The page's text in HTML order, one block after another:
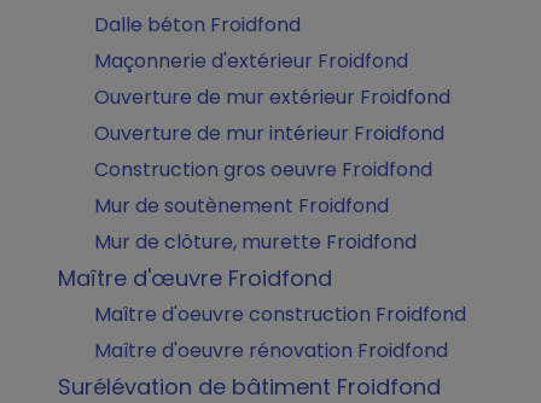
Dalle béton Froidfond
Maçonnerie d'extérieur Froidfond
Ouverture de mur extérieur Froidfond
Ouverture de mur intérieur Froidfond
Construction gros oeuvre Froidfond
Mur de soutènement Froidfond
Mur de clôture, murette Froidfond
Maître d'œuvre Froidfond
Maître d'oeuvre construction Froidfond
Maître d'oeuvre rénovation Froidfond
Surélévation de bâtiment Froidfond